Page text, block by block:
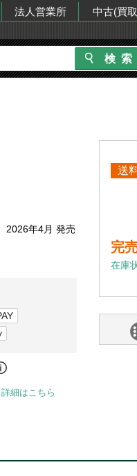
法人営業所 中古(買
2026年4月 発売
詳細はこちら
送
完
在庫